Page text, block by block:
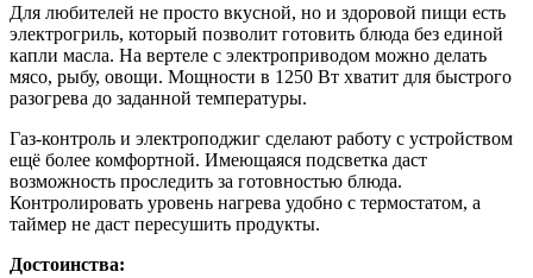
Для любителей не просто вкусной, но и здоровой пищи есть
электрогриль, который позволит готовить блюда без единой
капли масла. На вертеле с электроприводом можно делать
мясо, рыбу, овощи. Мощности в 1250 Вт хватит для быстрого
разогрева до заданной температуры.
Газ-контроль и электроподжиг сделают работу с устройством
ещё более комфортной. Имеющаяся подсветка даст
возможность проследить за готовностью блюда.
Контролировать уровень нагрева удобно с термостатом, а
таймер не даст пересушить продукты.
Достоинства: